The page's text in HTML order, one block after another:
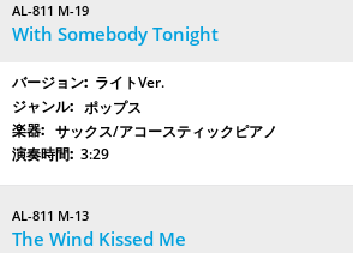
AL-811 M-19
With Somebody Tonight
ライトVer.
ポップス
サックス/アコースティックピアノ
3:29
AL-811 M-13
The Wind Kissed Me